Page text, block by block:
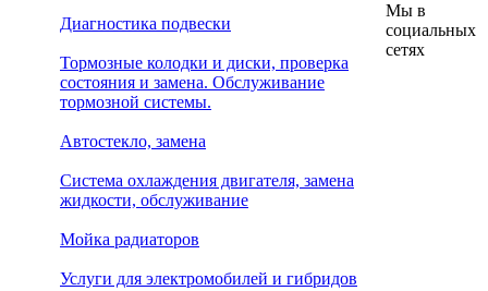
Диагностика подвески
Тормозные колодки и диски, проверка
состояния и замена. Обслуживание
тормозной системы.
Автостекло, замена
Система охлаждения двигателя, замена
жидкости, обслуживание
Мойка радиаторов
Услуги для электромобилей и гибридов
Мы в
социальных
сетях